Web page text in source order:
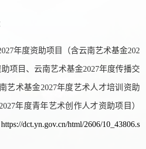
年度资助项目（含云南艺术基金202
项目、云南艺术基金2027年度传播交
艺术基金2027年度艺术人才培训资助
年度青年艺术创作人才资助项目）
https://dct.yn.gov.cn/html/2606/10_43806.s